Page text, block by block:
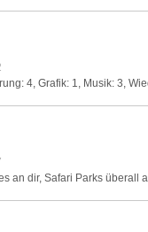
4, Grafik: 1, Musik: 3,
an dir, Safari Parks